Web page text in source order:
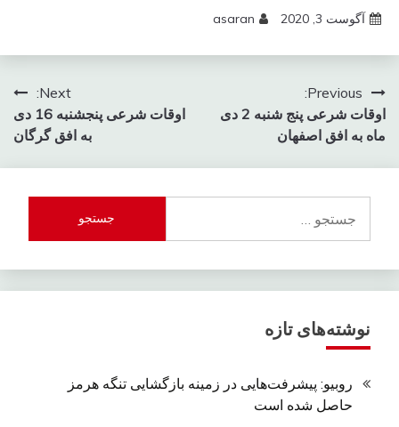
آگوست 3, 2020 asaran
راهبری
نوشته
Previous:
اوقات شرعی پنج شنبه 2 دی
ماه به افق اصفهان
Next:
اوقات شرعی پنجشنبه 16 دی
به افق گرگان
برای:
نوشته‌های تازه
روبیو: پیشرفت‌هایی در زمینه بازگشایی تنگه هرمز
حاصل شده است